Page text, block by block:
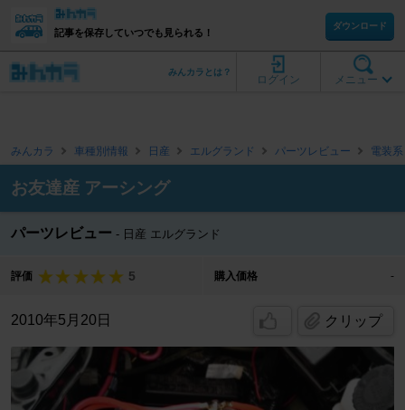
記事を保存していつでも見られる！
ダウンロード
メニュー
ログイン
みんカラとは？
みんカラ 車種別情報 日産 エルグランド パーツレビュー 電装系
お友達産 アーシング
パーツレビュー 日産 エルグランド
評価 5 購入価格 -
2010年5月20日 クリップ